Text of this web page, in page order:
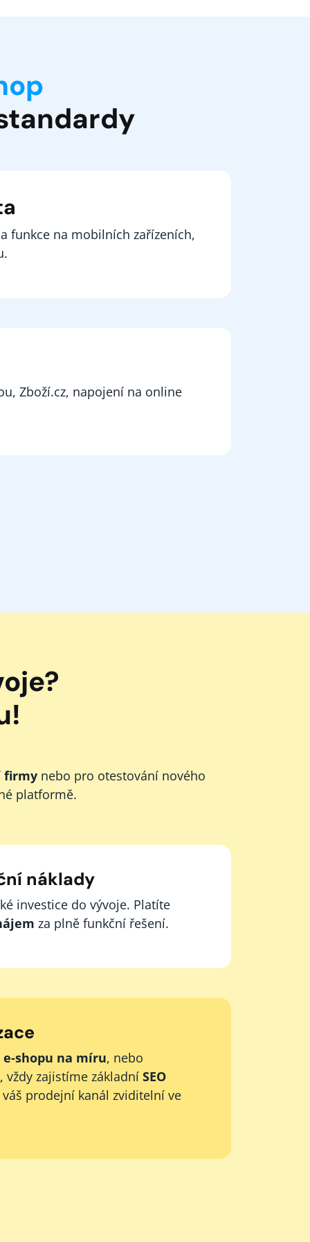
funkce na mobilních zařízeních,
Zboží.cz, napojení na online
firmy nebo pro otestování nového
platformě.
náklady
investice do vývoje. Platíte
za plně funkční řešení.
shopu na míru, nebo
, vždy zajistíme základní SEO
prodejní kanál zviditelní ve